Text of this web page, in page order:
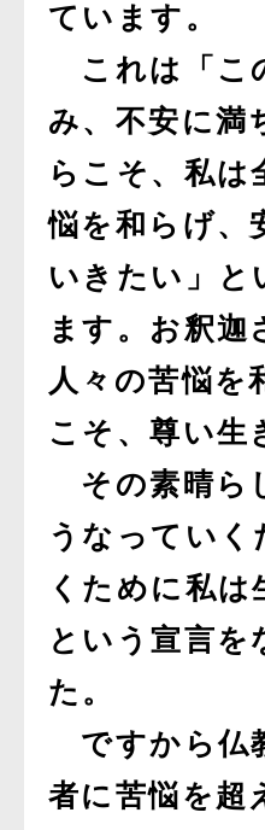
ています。
これは「こ
み、不安に満
らこそ、私は
悩を和らげ、
いきたい」と
ます。お釈迦
人々の苦悩を
こそ、尊い生
その素晴ら
うなっていく
くために私は
という宣言を
た。
ですから仏
者に苦悩を超